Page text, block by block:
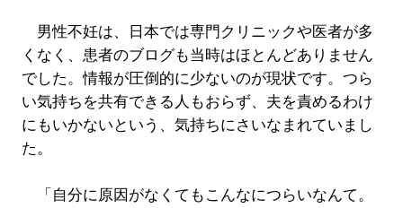
男性不妊は、日本では専門クリニックや医者が多
くなく、患者のブログも当時はほとんどありません
でした。情報が圧倒的に少ないのが現状です。つら
い気持ちを共有できる人もおらず、夫を責めるわけ
にもいかないという、気持ちにさいなまれていまし
た。
「自分に原因がなくてもこんなにつらいなんて。